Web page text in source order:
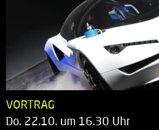
VORTRAG
Do. 22.10. um 16.30 Uhr